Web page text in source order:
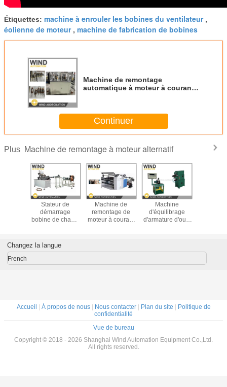
Étiquettes: machine à enrouler les bobines du ventilateur,
éolienne de moteur, machine de fabrication de bobines
Machine de remontage
automatique à moteur à courant
Continuer
Plus Machine de remontage à moteur alternatif
Stateur de
démarrage
bobine de champ
remontage
conducteur de
remontage
Machine de
remontage de
moteur à courant
Machine
d'équilibrage
d'armature d'outil
Changez la langue
French
Accueil | À propos de nous| Nous contacter| Plan du site | Politique de
confidentialité
Vue de bureau
Copyright © 2018 - 2026 Shanghai Wind Automation Equipment Co.,Ltd.
All rights reserved.